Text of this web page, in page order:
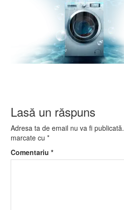
Lasă un răspuns
Adresa ta de email nu va fi publicată.
marcate cu*
Comentariu*